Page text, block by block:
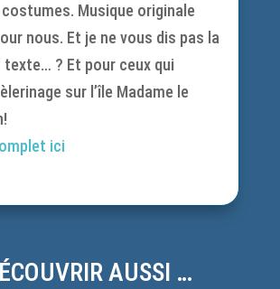
Musique originale
nous. Et je ne vous dis pas la
texte… ? Et pour ceux qui
sur l’île Madame le
ici
AUSSI …